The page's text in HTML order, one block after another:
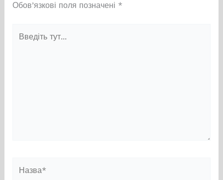
Обов’язкові поля позначені *